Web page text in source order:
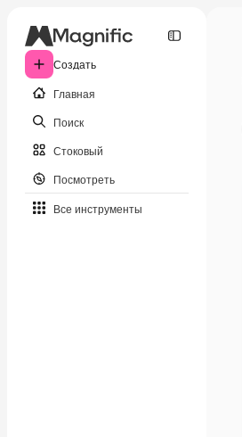
Создать
Главная
Поиск
Стоковый
Посмотреть
Все инструменты